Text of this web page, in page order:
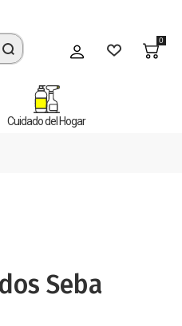
Mi cuenta
0
Cuidado del Hogar
Seba